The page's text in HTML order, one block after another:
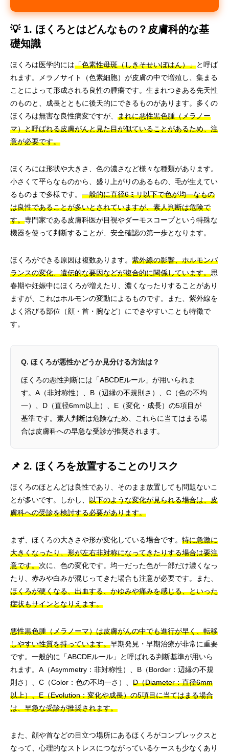
💡 1. ほくろとはどんなもの？皮膚科的な基
礎知識
ほくろは医学的には「色素性母斑（しきそせいぼはん）」と呼ば
れます。メラノサイト（色素細胞）が皮膚の中で増殖し、集まる
ことによって形成される良性の腫瘍です。生まれつきある先天性
のものと、成長とともに後天的にできるものがあります。多くの
ほくろは無害な良性病変ですが、 まれに悪性黒色腫（メラノー
マ）と呼ばれる皮膚がんと見た目が似ていることがあるため、注
意が必要です。
ほくろには形状や大きさ、色の濃さなど様々な種類があります。
小さくて平らなものから、盛り上がりのあるもの、毛が生えてい
るものまで多様です。 一般的に直径6ミリ以下で色が均一なもの
は良性であることが多いとされていますが、素人判断は危険で
す。専門家である皮膚科医が目視やダーモスコープという特殊な
機器を使って判断することが、安全確認の第一歩となります。
ほくろができる原因は複数あります。 紫外線の影響、ホルモンバ
ランスの変化、遺伝的な要因などが複合的に関係しています。思
春期や妊娠中にほくろが増えたり、濃くなったりすることがあり
ますが、これはホルモンの変動によるものです。また、紫外線を
よく浴びる部位（顔・首・腕など）にできやすいことも特徴で
す。
Q. ほくろが悪性かどうか見分ける方法は？
ほくろの悪性判断には「ABCDEルール」が用いられま
す。A（非対称性）、B（辺縁の不規則さ）、C（色の不均
一）、D（直径6mm以上）、E（変化・成長）の5項目が
基準です。素人判断は危険なため、これらに当てはまる場
合は皮膚科への早急な受診が推奨されます。
📌 2. ほくろを放置することのリスク
ほくろのほとんどは良性であり、そのまま放置しても問題ないこ
とが多いです。しかし、 以下のような変化が見られる場合は、皮
膚科への受診を検討する必要があります。
まず、ほくろの大きさや形が変化している場合です。 特に急激に
大きくなったり、形が左右非対称になってきたりする場合は要注
意です。次に、色の変化です。均一だった色が一部だけ濃くなっ
たり、赤みや白みが混じってきた場合も注意が必要です。また、
ほくろが硬くなる、出血する、かゆみや痛みを感じる、といった
症状もサインとなりえます。
悪性黒色腫（メラノーマ）は皮膚がんの中でも進行が早く、転移
しやすい性質を持っています。早期発見・早期治療が非常に重要
です。一般的に「ABCDEルール」と呼ばれる判断基準が用いら
れます。A（Asymmetry：非対称性）、B（Border：辺縁の不規
則さ）、C（Color：色の不均一さ）、 D（Diameter：直径6mm
以上）、E（Evolution：変化や成長）の5項目に当てはまる場合
は、早急な受診が推奨されます。
また、顔や首などの目立つ場所にあるほくろがコンプレックスと
なって、心理的なストレスにつながっているケースも少なくあり